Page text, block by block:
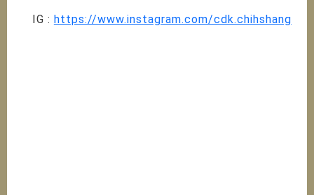
IG : https://www.instagram.com/cdk.chihshang